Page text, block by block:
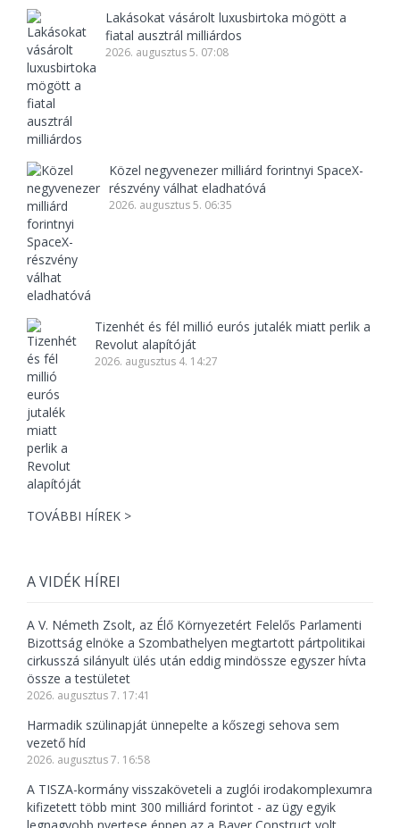
Lakásokat vásárolt luxusbirtoka mögött a
fiatal ausztrál milliárdos
2026. augusztus 5. 07:08
Közel negyvenezer milliárd forintnyi SpaceX-
részvény válhat eladhatóvá
2026. augusztus 5. 06:35
Tizenhét és fél millió eurós jutalék miatt perlik a
Revolut alapítóját
2026. augusztus 4. 14:27
TOVÁBBI HÍREK >
A VIDÉK HÍREI
A V. Németh Zsolt, az Élő Környezetért Felelős Parlamenti
Bizottság elnöke a Szombathelyen megtartott pártpolitikai
cirkusszá silányult ülés után eddig mindössze egyszer hívta
össze a testületet
2026. augusztus 7. 17:41
Harmadik szülinapját ünnepelte a kőszegi sehova sem
vezető híd
2026. augusztus 7. 16:58
A TISZA-kormány visszaköveteli a zuglói irodakomplexumra
kifizetett több mint 300 milliárd forintot - az ügy egyik